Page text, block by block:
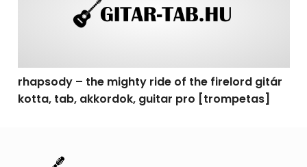
rhapsody – the mighty ride of the firelord gitár
kotta, tab, akkordok, guitar pro [trompetas]